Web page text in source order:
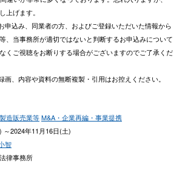
上げます。
込み、同業者の方、およびご登録いただいた情報から
、当事務所が適切ではないと判断するお申込みについて
くご視聴をお断りする場合がございますのでご了承くだ
、内容や資料の無断複製・引用はお控えください。
造販売業等M&A・企業再編・事業提携
～2024年11月16日(土)
智
律事務所